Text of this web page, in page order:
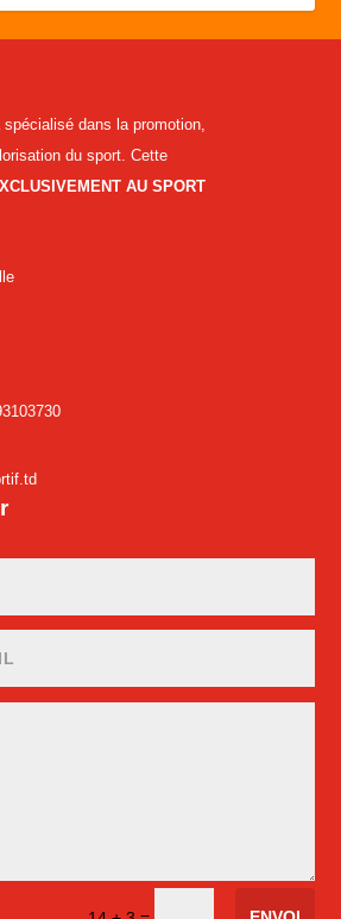
dans la promotion,
du sport. Cette
AU SPORT